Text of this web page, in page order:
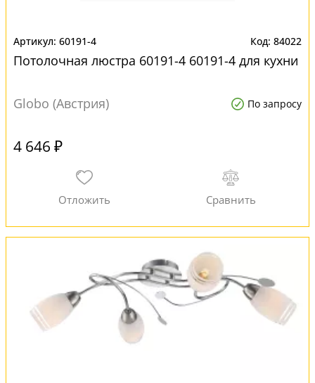
60191-4 84022
Потолочная люстра 60191-4 60191-4 для кухни
Globo (Австрия) По запросу
4 646 ₽